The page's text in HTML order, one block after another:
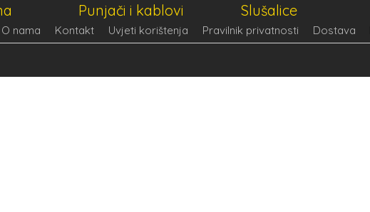
Punjači i kablovi Slušalice
O nama Kontakt Uvjeti korištenja Pravilnik privatnosti Dostava